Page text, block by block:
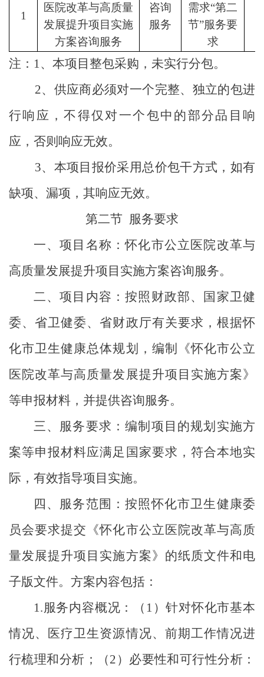
1
医院改革与高质量
发展提升项目实施
方案咨询服务
咨询
服务
需求“第二
节”服务要
求
注： 1 、本项目整包采购，未实行分包。
2、供应商必须对一个完整、独立的包进
行响应，不得仅对一个包中的部分品目响
应，否则响应无效。
3、本项目报价采用总价包干方式，如有
缺项、漏项，其响应无效。
第二节 服务要求
一、项目名称：怀化市公立医院改革与
高质量发展提升项目实施方案咨询服务。
二、项目内容：按照财政部、国家卫健
委、省卫健委、省财政厅有关要求，根据怀
化市卫生健康总体规划，编制《怀化市公立
医院改革与高质量发展提升项目实施方案》
等申报材料，并提供咨询服务。
三、服务要求：编制项目的规划实施方
案等申报材料应满足国家要求，符合本地实
际，有效指导项目实施。
四、服务范围：按照怀化市卫生健康委
员会要求提交《怀化市公立医院改革与高质
量发展提升项目实施方案》的纸质文件和电
子版文件。方案内容包括：
1.服务内容概况：（ 1 ）针对怀化市基本
情况、医疗卫生资源情况、前期工作情况进
行梳理和分析；（2 ）必要性和可行性分析：